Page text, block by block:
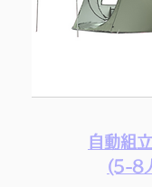
自動組
(5-8